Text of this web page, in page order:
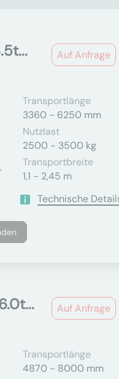
Auf Anfrage
Transportlänge
3360 - 6250 mm
Nutzlast
2500 - 3500 kg
Transportbreite
1,1 - 2,45 m
Technische
Auf Anfrage
Transportlänge
4870 - 8000 mm